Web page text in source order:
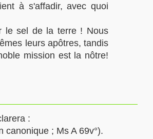
à s'affadir, avec quoi
le sel de la terre ! Nous
leurs apôtres, tandis
mission est la nôtre!
:
; Ms A 69v°).